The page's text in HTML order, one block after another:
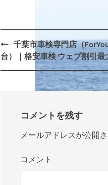
Post
navigation
千葉市車検専門店（
台）｜格安車検 ウェブ割引最
コメントを残す
メールアドレスが公開
コメント